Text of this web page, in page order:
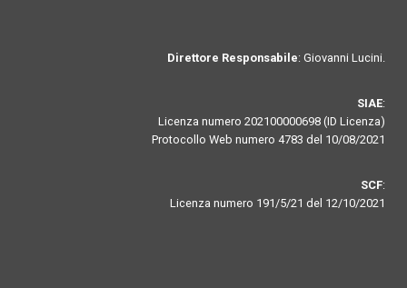
Direttore Responsabile: Giovanni Lucini.
SIAE:
Licenza numero 202100000698 (ID Licenza)
Protocollo Web numero 4783 del 10/08/2021
SCF:
Licenza numero 191/5/21 del 12/10/2021